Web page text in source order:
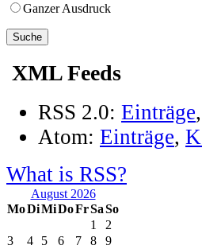
Ganzer Ausdruck
XML Feeds
RSS 2.0: Einträge,
Atom: Einträge,
What is RSS?
August 2026
MoDiMiDoFrSaSo
1
2
3
4 5 6 7 8
9